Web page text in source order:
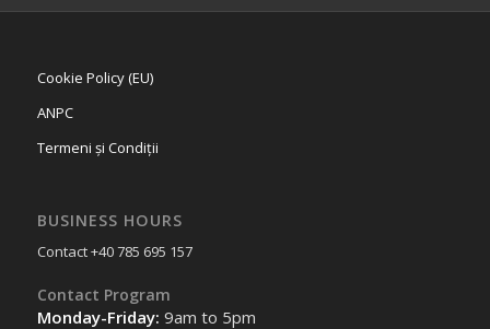
Cookie Policy (EU)
ANPC
Termeni și Condiții
BUSINESS HOURS
Contact +40 785 695 157
Contact Program
Monday-Friday: 9am to 5pm